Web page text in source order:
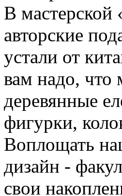
В мастерской
авторские
устали от
вам надо, что
деревянные
фигурки,
Воплощать
дизайн -
свои